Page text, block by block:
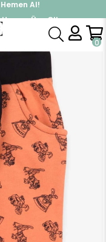
Al!
Üye Ol!
0
Erkek Bebek Eşofman Altı Çocuk Desenli Turuncu (2 Yaş)